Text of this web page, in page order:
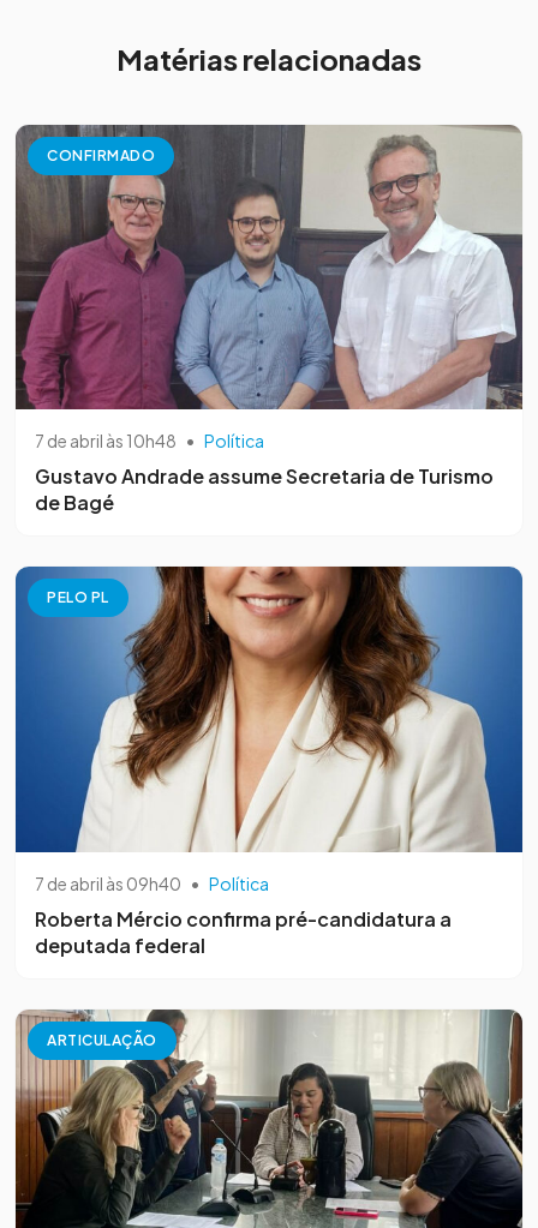
Matérias relacionadas
CONFIRMADO
7 de abril às 10h48 • Política
Gustavo Andrade assume Secretaria de Turismo
de Bagé
PELO PL
7 de abril às 09h40 • Política
Roberta Mércio confirma pré-candidatura a
deputada federal
ARTICULAÇÃO